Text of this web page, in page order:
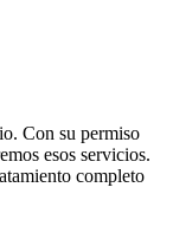
Con su permiso
esos servicios.
completo